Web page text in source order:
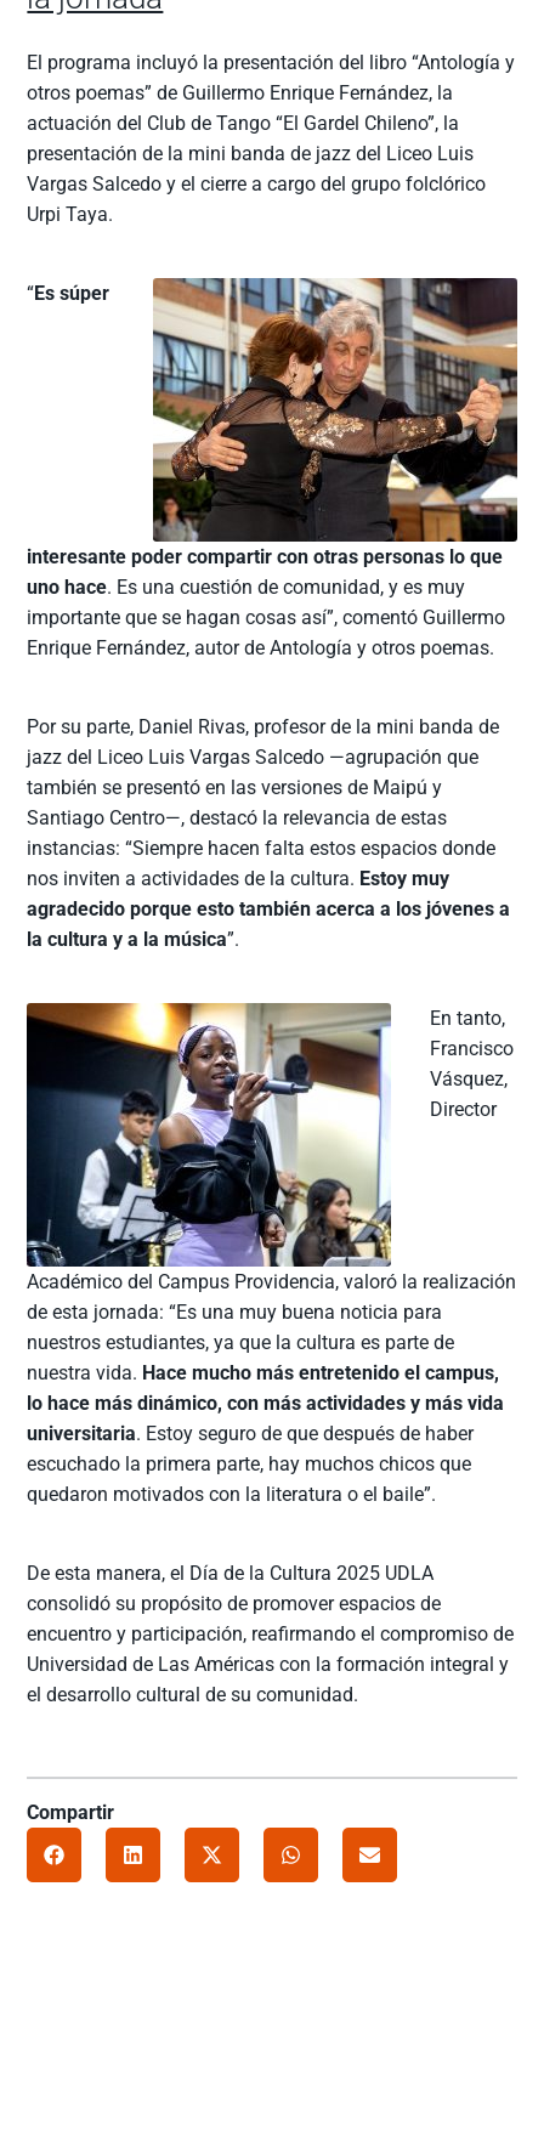
El programa incluyó la presentación del libro “Antología y
otros poemas” de Guillermo Enrique Fernández, la
actuación del Club de Tango “El Gardel Chileno”, la
presentación de la mini banda de jazz del Liceo Luis
Vargas Salcedo y el cierre a cargo del grupo folclórico
Urpi Taya.
“Es súper
interesante poder compartir con otras personas lo que
uno hace. Es una cuestión de comunidad, y es muy
importante que se hagan cosas así”, comentó Guillermo
Enrique Fernández, autor de Antología y otros poemas.
Por su parte, Daniel Rivas, profesor de la mini banda de
jazz del Liceo Luis Vargas Salcedo —agrupación que
también se presentó en las versiones de Maipú y
Santiago Centro—, destacó la relevancia de estas
instancias: “Siempre hacen falta estos espacios donde
nos inviten a actividades de la cultura. Estoy muy
agradecido porque esto también acerca a los jóvenes a
la cultura y a la música”.
En tanto,
Francisco
Vásquez,
Director
Académico del Campus Providencia, valoró la realización
de esta jornada: “Es una muy buena noticia para
nuestros estudiantes, ya que la cultura es parte de
nuestra vida. Hace mucho más entretenido el campus,
lo hace más dinámico, con más actividades y más vida
universitaria. Estoy seguro de que después de haber
escuchado la primera parte, hay muchos chicos que
quedaron motivados con la literatura o el baile”.
De esta manera, el Día de la Cultura 2025 UDLA
consolidó su propósito de promover espacios de
encuentro y participación, reafirmando el compromiso de
Universidad de Las Américas con la formación integral y
el desarrollo cultural de su comunidad.
Compartir